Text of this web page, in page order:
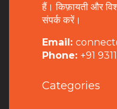
हैं। किफ़ायती और
संपर्क करें।
Email:
Phone: +91
Categories